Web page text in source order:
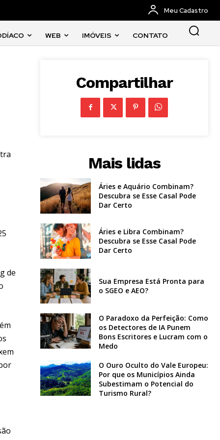
Meu Cadastro
WEB IMÓVEIS CONTATO
de
Compartilhar
Mais lidas
Áries e Aquário Combinam?
Descubra se Esse Casal Pode
Dar Certo
Áries e Libra Combinam?
Descubra se Esse Casal Pode
Dar Certo
Sua Empresa Está Pronta para
o SGEO e AEO?
O Paradoxo da Perfeição: Como
os Detectores de IA Punem
Bons Escritores e Lucram com o
Medo
O Ouro Oculto do Vale Europeu:
Por que os Municípios Ainda
Subestimam o Potencial do
Turismo Rural?